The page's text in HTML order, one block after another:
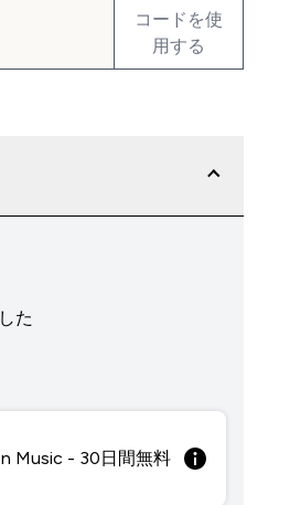
コードを使
用する
た
Music - 30日間無料